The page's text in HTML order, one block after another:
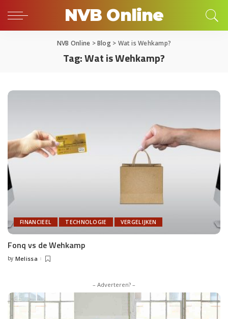
NVB Online
NVB Online >Blog> Wat is Wehkamp?
Tag:Wat is Wehkamp?
FINANCIEEL TECHNOLOGIE VERGELIJKEN
Fonq vs de Wehkamp
Posted
by Melissa
– Adverteren? –